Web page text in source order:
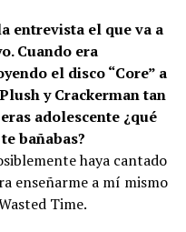
entrevista el que va a
Cuando era
el disco “Core” a
y Crackerman tan
adolescente ¿qué
bañabas?
haya cantado
enseñarme a mí mismo
Time.